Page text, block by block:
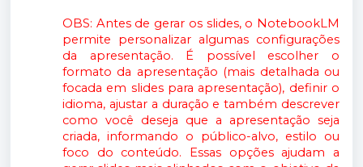
OBS: Antes de gerar os slides, o NotebookLM
permite personalizar algumas configurações
da apresentação. É possível escolher o
formato da apresentação (mais detalhada ou
focada em slides para apresentação), definir o
idioma, ajustar a duração e também descrever
como você deseja que a apresentação seja
criada, informando o público-alvo, estilo ou
foco do conteúdo. Essas opções ajudam a